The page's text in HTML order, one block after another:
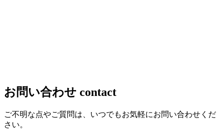
お問い合わせ contact
ご不明な点やご質問は、いつでもお気軽にお問い合わせくだ
さい。